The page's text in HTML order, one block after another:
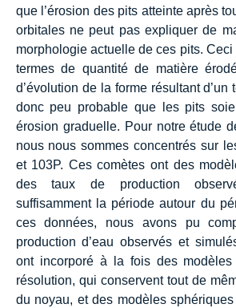
que l’érosion des pits atteinte après
orbitales ne peut pas expliquer de
morphologie actuelle de ces pits.
termes de quantité de matière
d’évolution de la forme résultant d’un
donc peu probable que les pits
érosion graduelle. Pour notre étude
nous nous sommes concentrés sur
et 103P. Ces comètes ont des
des taux de production
suffisamment la période autour du
ces données, nous avons pu
production d’eau observés et
ont incorporé à la fois des
résolution, qui conservent tout de
du noyau, et des modèles